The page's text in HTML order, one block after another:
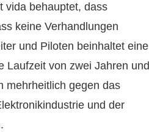
vida behauptet, dass
keine Verhandlungen
und Piloten beinhaltet eine
Laufzeit von zwei Jahren und
mehrheitlich gegen das
und der